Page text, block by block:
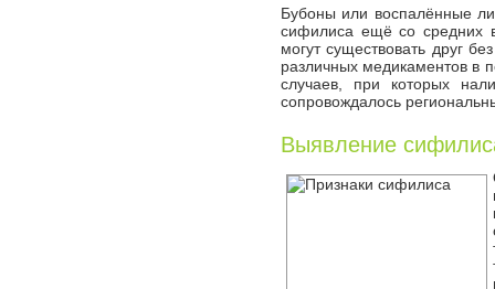
Бубоны или воспалённые
сифилиса ещё со средних
могут существовать друг
различных медикаментов в
случаев, при которых
сопровождалось
Выявление